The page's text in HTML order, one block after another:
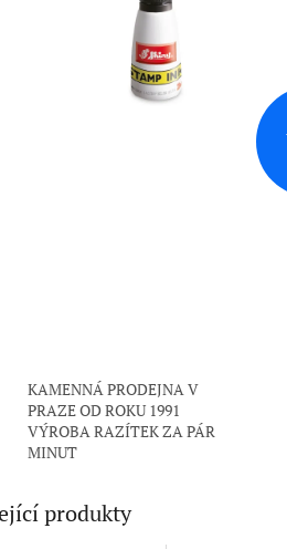
KAMENNÁ PRODEJNA V
PRAZE OD ROKU 1991
VÝROBA RAZÍTEK ZA PÁR
MINUT
produkty